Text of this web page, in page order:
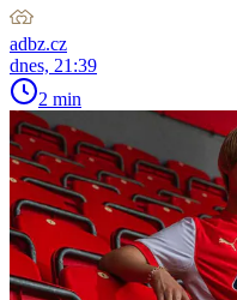
adbz.cz
dnes, 21:39
2 min